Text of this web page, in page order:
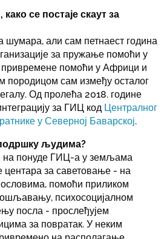
се постаје скаут за
шумара, али сам петнаест година
за пружање помоћи у
привремене помоћи у Африци и
породицом сам између осталог
Од пролећa 2018. године
за ГИЦ код Централног
у Северној Баварској.
људима?
на понуде ГИЦ-а у земљама
за саветовање - на
помоћи приликом
психосоцијалном
посла - прослеђујем
за повратак. У неким